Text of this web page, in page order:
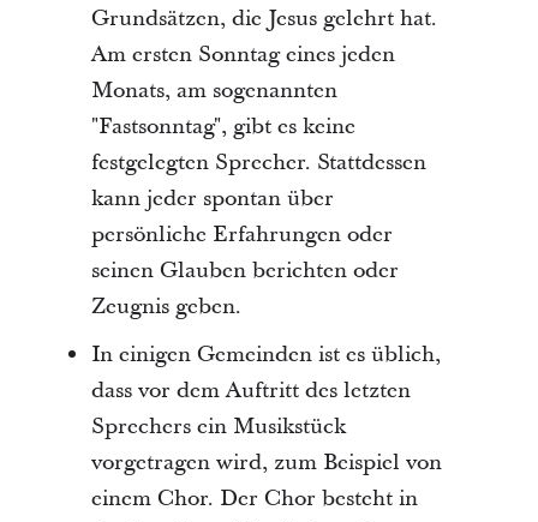
Grundsätzen, die Jesus gelehrt hat.
Am ersten Sonntag eines jeden
Monats, am sogenannten
"Fastsonntag", gibt es keine
festgelegten Sprecher. Stattdessen
kann jeder spontan über
persönliche Erfahrungen oder
seinen Glauben berichten oder
Zeugnis geben.
In einigen Gemeinden ist es üblich,
dass vor dem Auftritt des letzten
Sprechers ein Musikstück
vorgetragen wird, zum Beispiel von
einem Chor. Der Chor besteht in